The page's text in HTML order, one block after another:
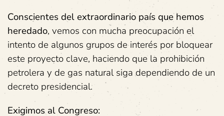
Conscientes delextraordinario país que hemos
heredado, vemos con mucha preocupación el
intento de algunos grupos de interés por bloquear
este proyecto clave, haciendo que la prohibición
petrolera y de gas natural siga dependiendo de un
decreto presidencial.
Exigimos al Congreso: